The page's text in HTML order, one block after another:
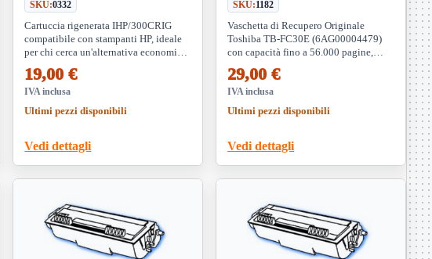
SKU:0332
Cartuccia rigenerata IHP/300CRIG
compatibile con stampanti HP, ideale
per chi cerca un'alternativa economica
di stampa e prestazioni ottimali.
19,00 €
IVA inclusa
Ultimi pezzi disponibili
Vedi dettagli
SKU:1182
Vaschetta di Recupero Originale
Toshiba TB-FC30E (6AG00004479)
con capacità fino a 56.000 pagine,
selezionati, per stampe di alta qualità e
prestazioni ottimali.
29,00 €
IVA inclusa
Ultimi pezzi disponibili
Vedi dettagli